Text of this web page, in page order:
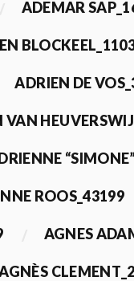
ADEMAR
ADRIEN DE
VAN
ROOS_43199
AGNES